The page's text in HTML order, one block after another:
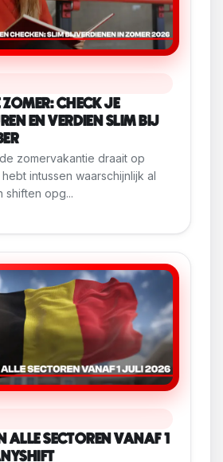
ZOMER: CHECK JE
EN VERDIEN SLIM BIJ
zomervakantie draait op
intussen waarschijnlijk al
shiften opg...
ALLE SECTOREN VANAF 1